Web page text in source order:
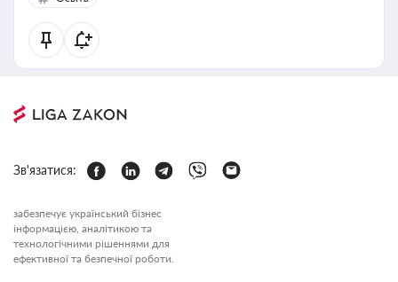
Зв'язатися:
забезпечує український бізнес
інформацією, аналітикою та
технологічними рішеннями для
ефективної та безпечної роботи.